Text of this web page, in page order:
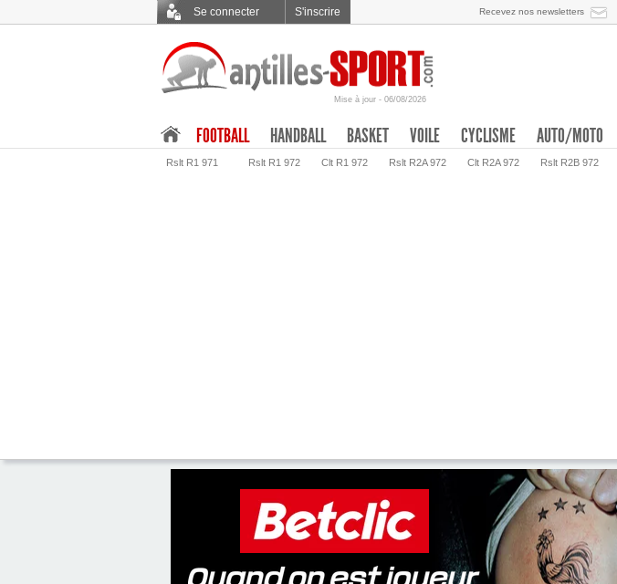
Se connecter S'inscrire Recevez nos newsletters
Mise à jour - 06/08/2026
FOOTBALL
Rslt R1 971 Rslt R1 972 Clt R1 972 Rslt R2A 972 Clt R2A 972 Rslt R2B 972
HANDBALL BASKET VOILE CYCLISME AUTO/MOTO